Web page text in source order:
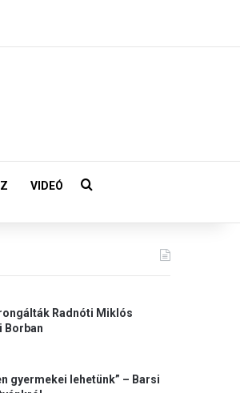
VIDEÓ Keresés:
Radnóti Miklós
Borban
gyermekei lehetünk” – Barsi